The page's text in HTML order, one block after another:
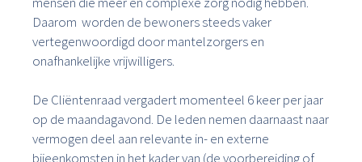
Daarom worden de bewoners steeds vaker
vertegenwoordigd door mantelzorgers en
onafhankelijke vrijwilligers.
De Cliëntenraad vergadert momenteel 6 keer per jaar
op de maandagavond. De leden nemen daarnaast naar
vermogen deel aan relevante in- en externe
bijeenkomsten in het kader van (de voorbereiding of